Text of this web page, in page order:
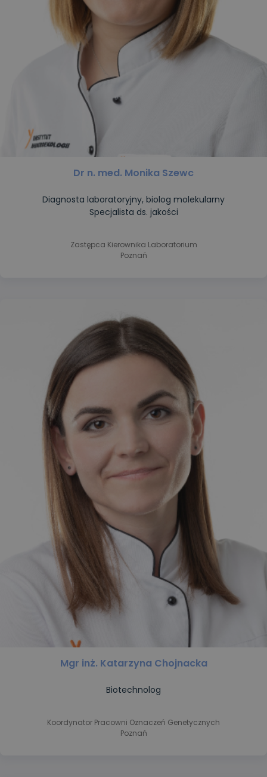
Dr n. med. Monika Szewc
Diagnosta laboratoryjny, biolog molekularny
Specjalista ds. jakości
Zastępca Kierownika Laboratorium
Poznań
Mgr inż. Katarzyna Chojnacka
Biotechnolog
Koordynator Pracowni Oznaczeń Genetycznych
Poznań